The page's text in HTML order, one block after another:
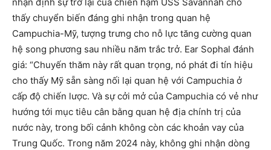
thấy chuyển biến đáng ghi nhận trong quan hệ
Campuchia-Mỹ, tượng trưng cho nỗ lực tăng cường quan
hệ song phương sau nhiều năm trắc trở. Ear Sophal đánh
giá: “Chuyến thăm này rất quan trọng, nó phát đi tín hiệu
cho thấy Mỹ sẵn sàng nối lại quan hệ với Campuchia ở
cấp độ chiến lược. Và sự cởi mở của Campuchia có vẻ như
hướng tới mục tiêu cân bằng quan hệ địa chính trị của
nước này, trong bối cảnh không còn các khoản vay của
Trung Quốc. Trong năm 2024 này, không ghi nhận dòng